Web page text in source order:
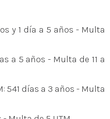
y 1 día a 5 años - Multa
a 5 años - Multa de 11 a
541 días a 3 años - Multa